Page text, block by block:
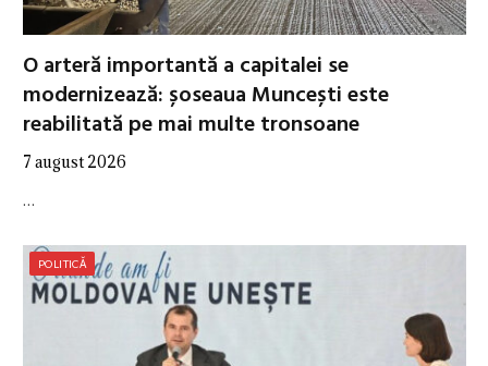
O arteră importantă a capitalei se
modernizează: șoseaua Muncești este
reabilitată pe mai multe tronsoane
7 august 2026
…
POLITICĂ